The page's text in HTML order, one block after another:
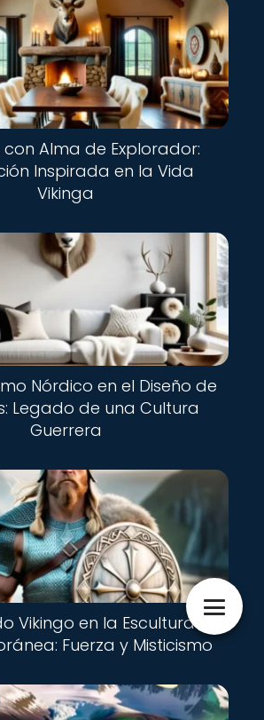
Alma de Explorador:
Inspirada en la Vida
Vikinga
Nórdico en el Diseño de
Legado de una Cultura
Guerrera
Vikingo en la Escultura
Fuerza y Misticismo